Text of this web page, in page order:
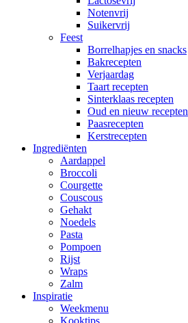
Notenvrij
Suikervrij
Feest
Borrelhapjes en snacks
Bakrecepten
Verjaardag
Taart recepten
Sinterklaas recepten
Oud en nieuw recepten
Paasrecepten
Kerstrecepten
Ingrediënten
Aardappel
Broccoli
Courgette
Couscous
Gehakt
Noedels
Pasta
Pompoen
Rijst
Wraps
Zalm
Inspiratie
Weekmenu
Kooktips